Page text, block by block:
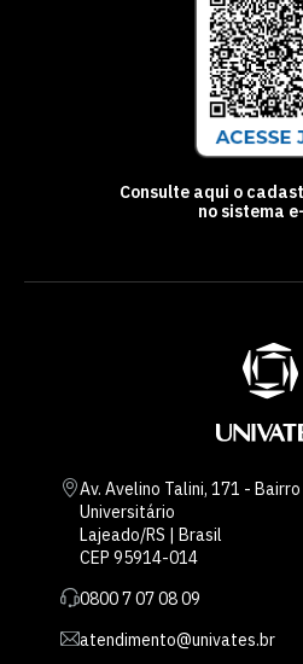
Consulte aqui o
no sistema
Av. Avelino Talini, 171 - Bairro
Universitário
Lajeado/RS | Brasil
CEP 95914-014
0800 7 07 08 09
atendimento@univates.br